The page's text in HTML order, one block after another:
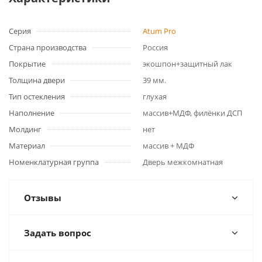
Серия
Atum Pro
Страна производства
Россия
Покрытие
экошпон+защитный лак
Толщина двери
39 мм.
Тип остекления
глухая
Наполнение
массив+МДФ, филёнки ДСП
Молдинг
нет
Материал
массив + МДФ
Номенклатурная группа
Дверь межкомнатная
Отзывы
Задать вопрос